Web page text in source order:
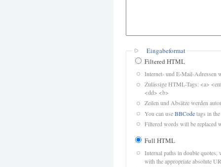
Eingabeformat
Filtered HTML
Internet- und E-Mail-Adressen
Zulässige HTML-Tags: <a>
<dd> <b>
Zeilen und Absätze werden
You can useBBCodetags in
Filtered words will be replaced
Full HTML
Internal paths in double quotes,
with the appropriate absolute